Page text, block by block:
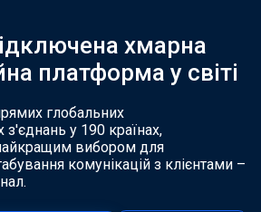
хмарна
платформа у світі
глобальних
з'єднань у 190 країнах,
вибором для
комунікацій з клієнтами –